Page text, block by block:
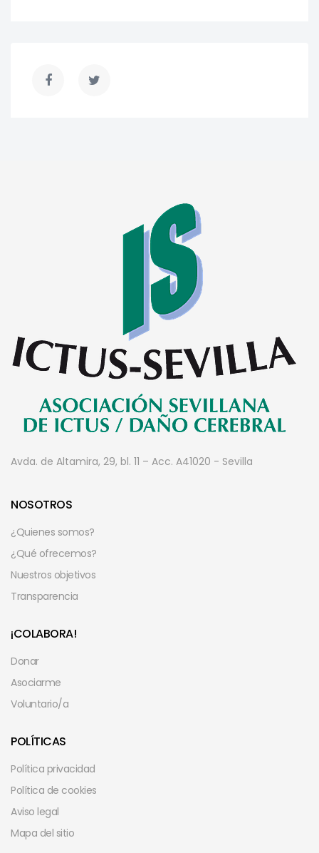
Avda. de Altamira, 29, bl. 11 – Acc. A41020 - Sevilla
NOSOTROS
¿Quienes somos?
¿Qué ofrecemos?
Nuestros objetivos
Transparencia
¡COLABORA!
Donar
Asociarme
Voluntario/a
POLÍTICAS
Política privacidad
Política de cookies
Aviso legal
Mapa del sitio